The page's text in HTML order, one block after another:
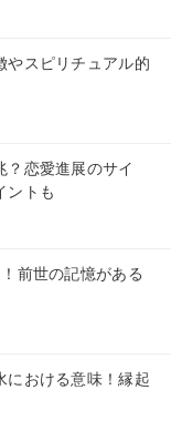
やスピリチュアル的
？恋愛進展のサイ
ントも
前世の記憶がある
における意味！縁起